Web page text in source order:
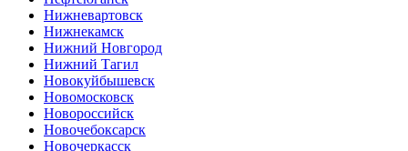
Нижневартовск
Нижнекамск
Нижний Новгород
Нижний Тагил
Новокуйбышевск
Новомосковск
Новороссийск
Новочебоксарск
Новочеркасск